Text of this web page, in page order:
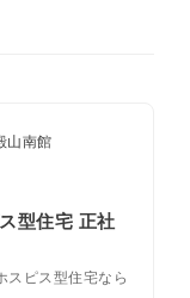
山南館
型住宅 正社
スピス型住宅なら